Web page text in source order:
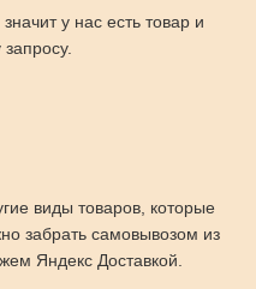
у нас есть товар и
виды товаров, которые
забрать самовывозом из
Яндекс Доставкой.